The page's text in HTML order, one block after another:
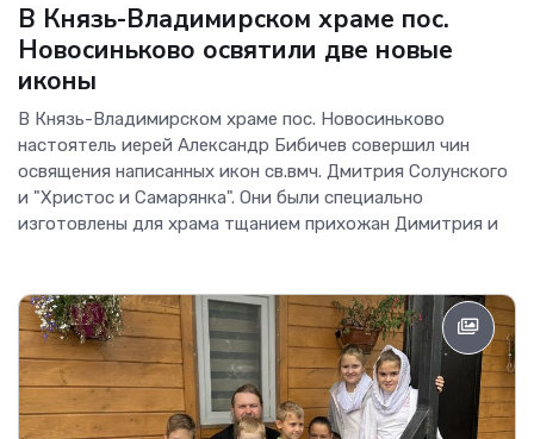
В Князь-Владимирском храме пос.
Новосиньково освятили две новые
иконы
В Князь-Владимирском храме пос. Новосиньково
настоятель иерей Александр Бибичев совершил чин
освящения написанных икон св.вмч. Дмитрия Солунского
и "Христос и Самарянка". Они были специально
изготовлены для храма тщанием прихожан Димитрия и